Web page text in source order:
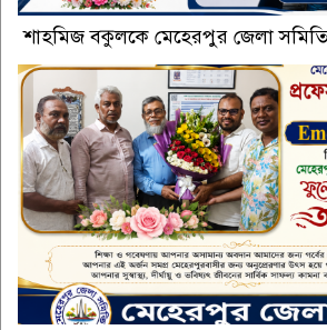
শাহমিজ বকুলকে মেহেরপুর জেলা